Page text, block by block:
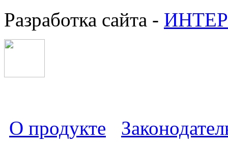
Разработка сайта -
О продукте